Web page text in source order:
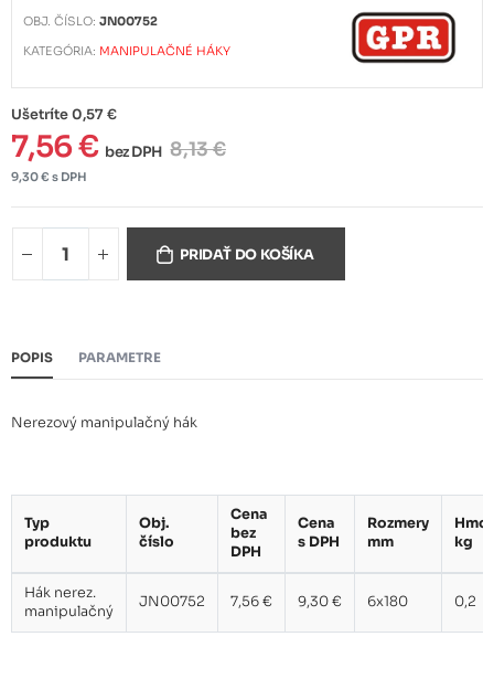
OBJ. ČÍSLO:JN00752
KATEGÓRIA: MANIPULAČNÉ HÁKY
Ušetríte 0,57 €
7,56 € bez DPH 8,13 €
9,30 € s DPH
PRIDAŤ DO KOŠÍKA
POPIS PARAMETRE
Nerezový manipulačný hák
Typ
produktu
Obj.
číslo
Cena
bez
DPH
Cena
s DPH
Rozmery
mm
kg
Hák nerez.
manipulačný
JN00752 7,56 € 9,30 € 6x180 0,2